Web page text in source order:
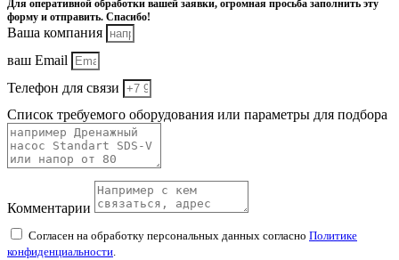
Для оперативной обработки вашей заявки, огромная просьба заполнить эту
форму и отправить. Спасибо!
Ваша компания
ваш Email
Телефон для связи
Список требуемого оборудования или параметры для подбора
Комментарии
Согласен на обработку персональных данных согласно Политике
конфиденциальности.